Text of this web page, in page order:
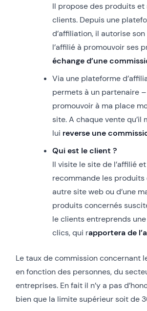
Il propose des produits et
clients. Depuis une
d’affiliation, il autorise
l’affilié à promouvoir ses
échange d’une
Via une plateforme
permets à un partenaire
promouvoir à ma place
site. A chaque vente qu’il
lui reverse une
Qui est le client ?
Il visite le site de l’affilié
recommande les produits
autre site web ou d’une
produits concernés
le clients entreprends
clics, qui rapportera de
Le taux de commission concernant
en fonction des personnes, du
entreprises. En fait il n’y a pas
bien que la limite supérieur soit de